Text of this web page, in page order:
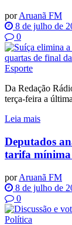
porAruanã FM
8 de julho de
0
Esporte
Da Redação
terça-feira a
Leia mais
Deputados
tarifa mínima
por Aruanã FM
8 de julho de
0
Política